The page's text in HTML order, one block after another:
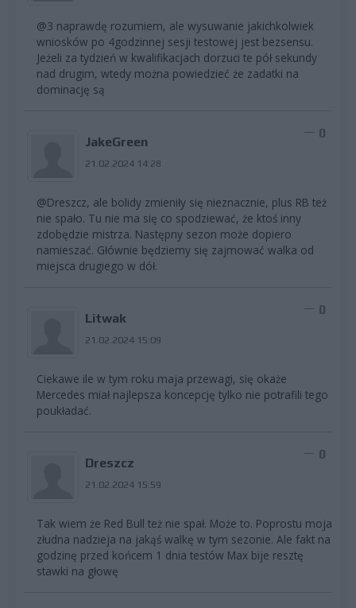
@3 naprawdę rozumiem, ale wysuwanie jakichkolwiek
wniosków po 4godzinnej sesji testowej jest bezsensu.
Jeżeli za tydzień w kwalifikacjach dorzuci te pół sekundy
nad drugim, wtedy można powiedzieć że zadatki na
dominację są
JakeGreen
21.02.2024 14:28
0
@Dreszcz, ale bolidy zmieniły się nieznacznie, plus RB też
nie spało. Tu nie ma się co spodziewać, że ktoś inny
zdobędzie mistrza. Następny sezon może dopiero
namieszać. Głównie będziemy się zajmować walka od
miejsca drugiego w dół.
Litwak
21.02.2024 15:09
0
Ciekawe ile w tym roku maja przewagi, się okaże
Mercedes miał najlepsza koncepcję tylko nie potrafili tego
poukładać.
Dreszcz
21.02.2024 15:59
0
Tak wiem że Red Bull też nie spał. Może to. Poprostu moja
złudna nadzieja na jakąś walkę w tym sezonie. Ale fakt na
godzinę przed końcem 1 dnia testów Max bije resztę
stawki na głowę